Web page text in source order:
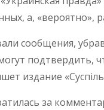
а, «вероятно»,
сообщения,
подтвердить,
издание
за